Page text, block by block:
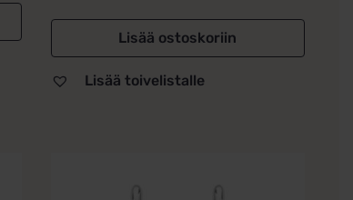
Lisää ostoskoriin
Lisää toivelistalle